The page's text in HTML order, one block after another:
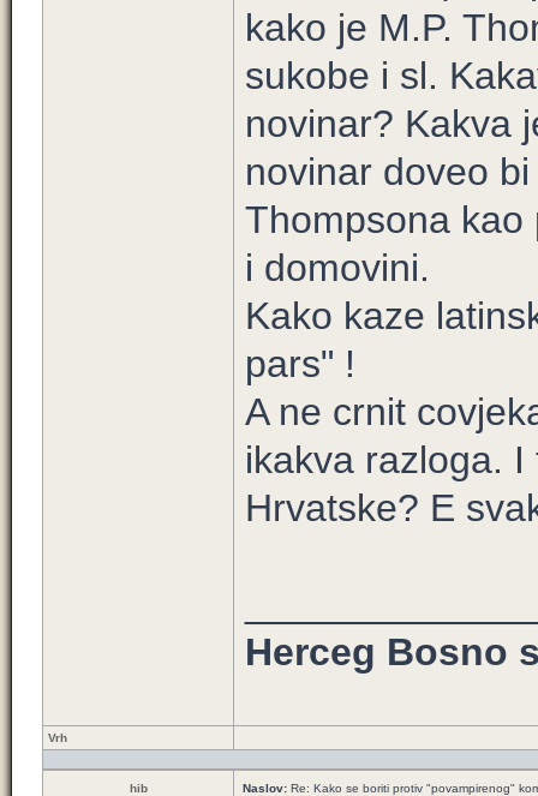
kako je M.P.
sukobe i sl.
novinar? Kakva
novinar doveo
Thompsona kao
i domovini.
Kako kaze
pars" !
A ne crnit
ikakva razloga.
Hrvatske? E
Herceg Bosno
Vrh
hib Naslov: Re: Kako se boriti protiv "povampirenog"